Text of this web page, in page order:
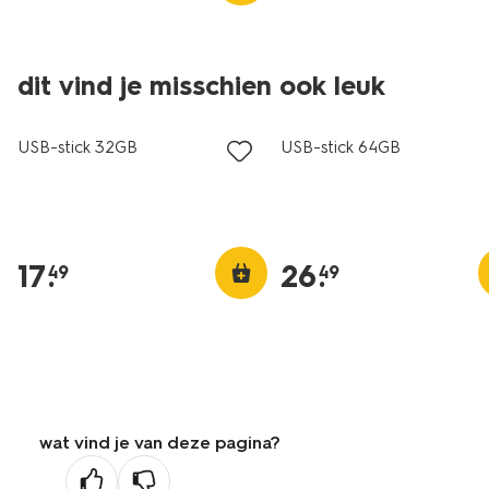
dit vind je misschien ook leuk
USB-stick 32GB
17.
49
USB-stick 64GB
26.
49
wat vind je van deze pagina?